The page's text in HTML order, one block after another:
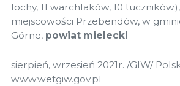
lochy, 11 warchlaków, 10
miejscowości Przebendów, w
Górne, powiat mielecki
sierpień, wrzesień 2021r. /GIW/
www.wetgiw.gov.pl